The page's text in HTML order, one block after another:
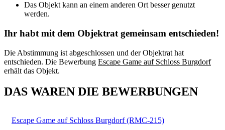
Das Objekt kann an einem anderen Ort besser genutzt
werden.
Ihr habt mit dem Objektrat gemeinsam entschieden!
Die Abstimmung ist abgeschlossen und der Objektrat hat
entschieden. Die Bewerbung Escape Game auf Schloss Burgdorf
erhält das Objekt.
DAS WAREN DIE BEWERBUNGEN
Escape Game auf Schloss Burgdorf (RMC-215)